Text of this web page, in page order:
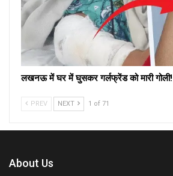
लखनऊ में घर में घुसकर गर्लफ्रेंड को मारी गोली!
PREV NEXT 1 of 71
About Us